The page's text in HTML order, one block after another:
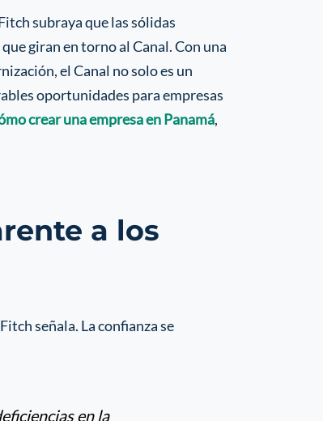
subraya que las sólidas
giran en torno al Canal. Con una
el Canal no solo es un
oportunidades para empresas
crear una empresa en Panamá,
a los
señala. La confianza se
en la